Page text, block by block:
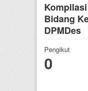
Bidang
DPMDes
Pengikut
0